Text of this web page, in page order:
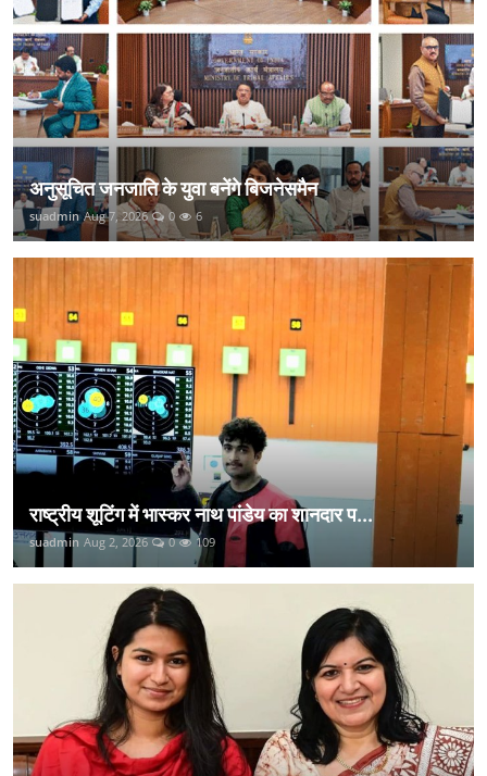
अनुसूचित जनजाति के युवा बनेंगे बिजनेसमैन
suadmin Aug 7, 2026 0 6
राष्ट्रीय शूटिंग में भास्कर नाथ पांडेय का शानदार प...
suadmin Aug 2, 2026 0 109